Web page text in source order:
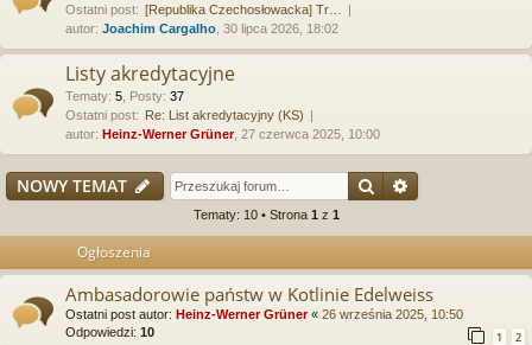
Ostatni post: [Republika Czechosłowacka] Tr…
autor: Joachim Cargalho , 30 lipca 2026, 18:02
Listy akredytacyjne
Tematy: 5 Posty: 37
Ostatni post: Re: List akredytacyjny (KS)
autor: Heinz-Werner Grüner, 27 czerwca 2025, 10:00
NOWY TEMAT Szukaj
Tematy: 10 • Strona 1 z 1
Ogłoszenia
Ambasadorowie państw w Kotlinie Edelweiss
Ostatni post autor: Heinz-Werner Grüner« 26 września 2025, 10:50
Odpowiedzi: 10 1 2